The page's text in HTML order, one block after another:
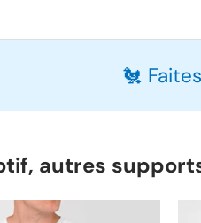
🐔
autres